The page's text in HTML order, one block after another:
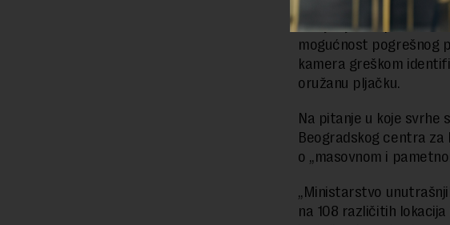
Kao još jedan primer
mogućnost pogrešnog
kamera greškom
oružanu pljačku.
Na pitanje u koje svrhe
Beogradskog centra za
o „masovnom i
„Ministarstvo
na 108 različitih